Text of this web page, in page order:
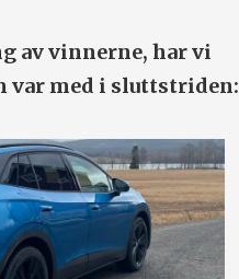
av vinnerne, har vi
var med i sluttstriden: